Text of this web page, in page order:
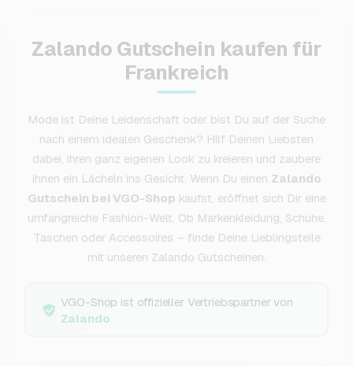
Zalando Gutschein kaufen für
Frankreich
Mode ist Deine Leidenschaft oder bist Du auf der Suche
nach einem idealen Geschenk? Hilf Deinen Liebsten
dabei, ihren ganz eigenen Look zu kreieren und zaubere
ihnen ein Lächeln ins Gesicht. Wenn Du einen Zalando
Gutschein bei VGO-Shop kaufst, eröffnet sich Dir eine
umfangreiche Fashion-Welt. Ob Markenkleidung, Schuhe,
Taschen oder Accessoires – finde Deine Lieblingsteile
mit unseren Zalando Gutscheinen.
VGO-Shop ist offizieller Vertriebspartner von
Zalando